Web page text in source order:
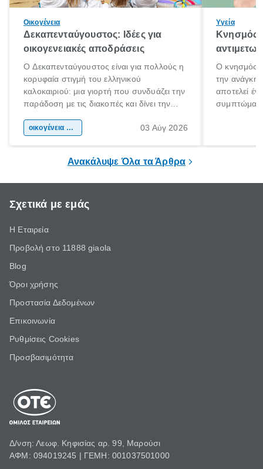
Οικογένεια
Δεκαπενταύγουστος: Ιδέες για
οικογενειακές αποδράσεις
Ο Δεκαπενταύγουστος είναι για πολλούς η
κορυφαία στιγμή του ελληνικού
καλοκαιριού: μια γιορτή που συνδυάζει την
παράδοση με τις διακοπές και δίνει την
χώρας. Είτε πρόκειται για λίγες μέρες
οικογένεια & παιδί 03 Αύγ 2026
Υγεία
Κνησμός:
Ο κνησμός
την ανάγκη
αποτελεί
Ανακάλυψε Όλα τα Άρθρα
Σχετικά με εμάς
Η Εταιρεία
Προβολή στο 11888 giaola
Blog
Όροι χρήσης
Προστασία Δεδομένων
Επικοινωνία
Ρυθμίσεις Cookies
Προσβασιμότητα
Δ/νση: Λεωφ. Κηφισίας αρ. 99, Μαρούσι
ΑΦΜ: 094019245 | ΓΕΜΗ: 001037501000